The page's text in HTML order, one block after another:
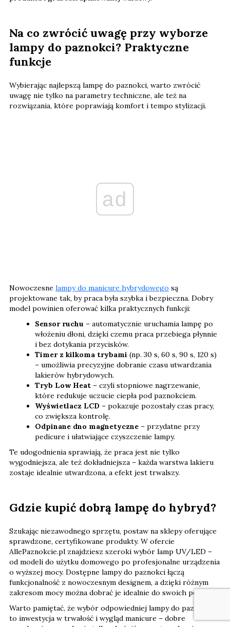
Na co zwrócić uwagę przy wyborze
lampy do paznokci? Praktyczne
funkcje
Wybierając najlepszą lampę do paznokci, warto zwrócić
uwagę nie tylko na parametry techniczne, ale też na
rozwiązania, które poprawiają komfort i tempo stylizacji.
ad
Nowoczesne lampy do manicure hybrydowego są
projektowane tak, by praca była szybka i bezpieczna. Dobry
model powinien oferować kilka praktycznych funkcji:
Sensor ruchu – automatycznie uruchamia lampę po
włożeniu dłoni, dzięki czemu praca przebiega płynnie
i bez dotykania przycisków.
Timer z kilkoma trybami (np. 30 s, 60 s, 90 s, 120 s)
– umożliwia precyzyjne dobranie czasu utwardzania
lakierów hybrydowych.
Tryb Low Heat – czyli stopniowe nagrzewanie,
które redukuje uczucie ciepła pod paznokciem.
Wyświetlacz LCD – pokazuje pozostały czas pracy,
co zwiększa kontrolę.
Odpinane dno magnetyczne – przydatne przy
pedicure i ułatwiające czyszczenie lampy.
Te udogodnienia sprawiają, że praca jest nie tylko
wygodniejsza, ale też dokładniejsza – każda warstwa lakieru
zostaje idealnie utwardzona, a efekt jest trwalszy.
Gdzie kupić dobrą lampę do hybryd?
Szukając niezawodnego sprzętu, postaw na sklepy oferujące
sprawdzone, certyfikowane produkty. W ofercie
AllePaznokcie.pl znajdziesz szeroki wybór lamp UV/LED –
od modeli do użytku domowego po profesjonalne urządzenia
o wyższej mocy. Dostępne lampy do paznokci łączą
funkcjonalność z nowoczesnym designem, a dzięki różnym
zakresom mocy można dobrać je idealnie do swoich potrzeb.
Warto pamiętać, że wybór odpowiedniej lampy do paznokci
to inwestycja w trwałość i wygląd manicure – dobre